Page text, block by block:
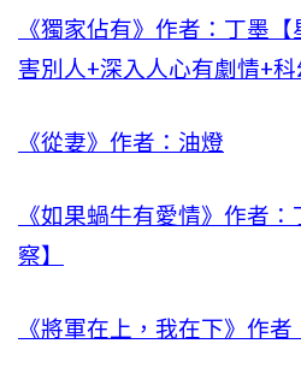
《獨家佔有》作者：丁墨
害別人+深入人心有劇情+科
《從妻》作者：油燈
《如果蝸牛有愛情》作者
察】
《將軍在上，我在下》作